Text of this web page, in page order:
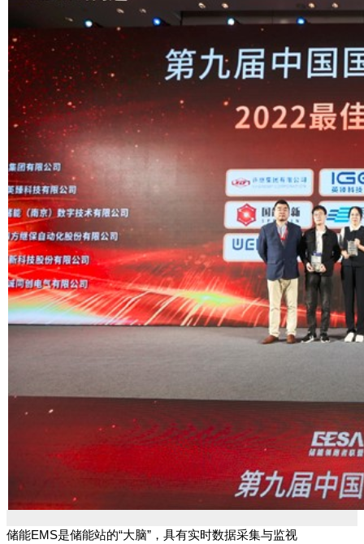
储能EMS是储能站的“大脑”，具有实时数据采集与监视